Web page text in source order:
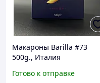
Макароны Barilla #73
500g., Италия
Готово к отправке